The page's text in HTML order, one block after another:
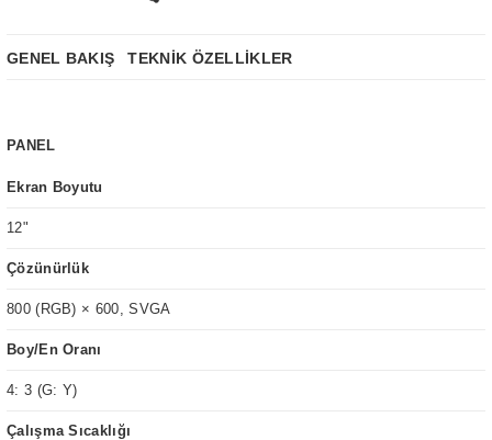
GENEL BAKIŞ TEKNİK ÖZELLİKLER
PANEL
Ekran Boyutu
12"
Çözünürlük
800 (RGB) × 600, SVGA
Boy/En Oranı
4: 3 (G: Y)
Çalışma Sıcaklığı